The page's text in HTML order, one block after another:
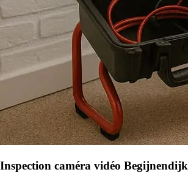
Inspection caméra vidéo Begijnendijk